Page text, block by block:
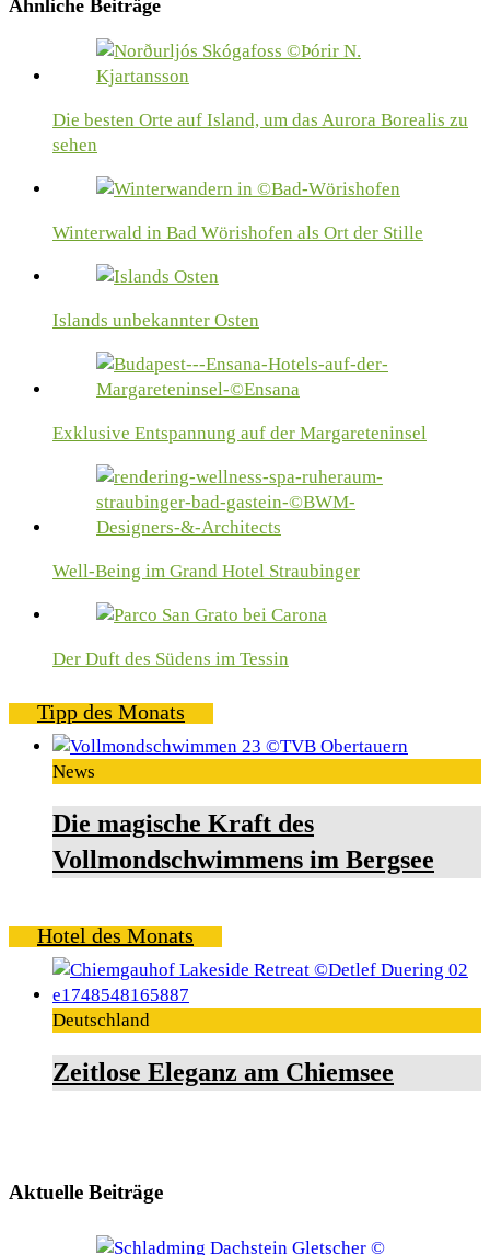
Ähnliche Beiträge
Die besten Orte auf Island, um das Aurora Borealis zu
sehen
Winterwald in Bad Wörishofen als Ort der Stille
Islands unbekannter Osten
Exklusive Entspannung auf der Margareteninsel
Well-Being im Grand Hotel Straubinger
Der Duft des Südens im Tessin
Tipp des Monats
News
Die magische Kraft des
Vollmondschwimmens im Bergsee
Hotel des Monats
Deutschland
Zeitlose Eleganz am Chiemsee
Aktuelle Beiträge